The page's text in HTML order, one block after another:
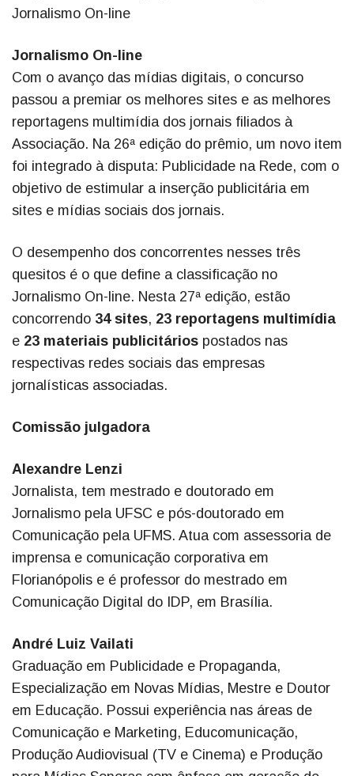
Jornalismo On-line
Jornalismo On-line
Com o avanço das mídias digitais, o concurso
passou a premiar os melhores sites e as melhores
reportagens multimídia dos jornais filiados à
Associação. Na 26ª edição do prêmio, um novo item
foi integrado à disputa: Publicidade na Rede, com o
objetivo de estimular a inserção publicitária em
sites e mídias sociais dos jornais.
O desempenho dos concorrentes nesses três
quesitos é o que define a classificação no
Jornalismo On-line. Nesta 27ª edição, estão
concorrendo 34 sites, 23 reportagens multimídia
e 23 materiais publicitários postados nas
respectivas redes sociais das empresas
jornalísticas associadas.
Comissão julgadora
Alexandre Lenzi
Jornalista, tem mestrado e doutorado em
Jornalismo pela UFSC e pós-doutorado em
Comunicação pela UFMS. Atua com assessoria de
imprensa e comunicação corporativa em
Florianópolis e é professor do mestrado em
Comunicação Digital do IDP, em Brasília.
André Luiz Vailati
Graduação em Publicidade e Propaganda,
Especialização em Novas Mídias, Mestre e Doutor
em Educação. Possui experiência nas áreas de
Comunicação e Marketing, Educomunicação,
Produção Audiovisual (TV e Cinema) e Produção